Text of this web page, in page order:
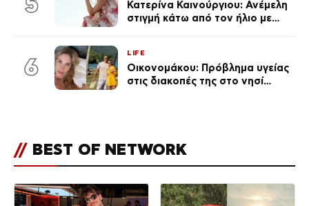
Κατερίνα Καινούργιου: Ανέμελη
στιγμή κάτω από τον ήλιο με
6
LIFE
Οικονομάκου: Πρόβλημα υγείας
στις διακοπές της στο νησί
// BEST OF NETWORK